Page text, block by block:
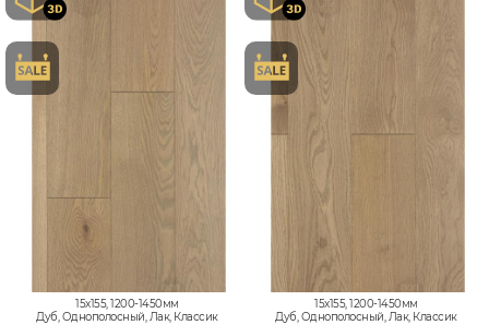
15x155, 1200-1450мм
Дуб, Однополосный, Лак, Классик
15x155, 1200-1450мм
Дуб, Однополосный, Лак, Классик